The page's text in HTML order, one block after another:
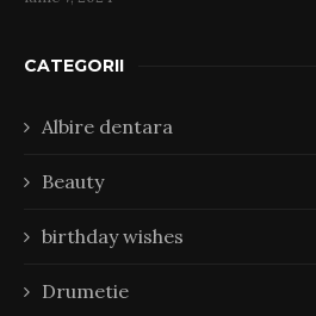
CATEGORII
Albire dentara
Beauty
birthday wishes
Drumetie